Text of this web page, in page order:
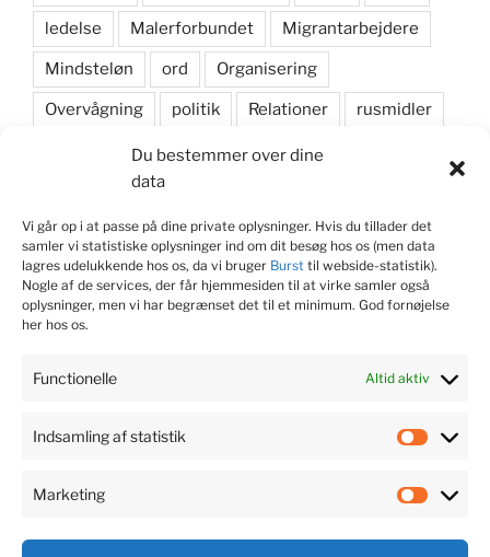
Du bestemmer over dine
data
Vi går op i at passe på dine private oplysninger. Hvis du tillader det
samler vi statistiske oplysninger ind om dit besøg hos os (men data
lagres udelukkende hos os, da vi bruger Burst til webside-statistik).
Nogle af de services, der får hjemmesiden til at virke samler også
oplysninger, men vi har begrænset det til et minimum. God fornøjelse
her hos os.
Functionelle Altid aktiv
Indsamling af statistik
Marketing
ledelse Malerforbundet Migrantarbejdere
Mindsteløn ord Organisering
Overvågning politik Relationer rusmidler
samarbejde Samfundsansvar
skyddsombud
sociale medier Strategi valgkamp
KONTAKT JOURNALIST